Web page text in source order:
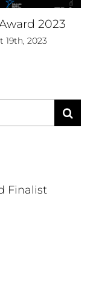
2023
19th, 2023
Finalist